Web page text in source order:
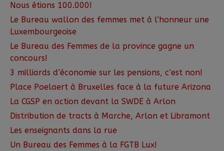
Nous étions 100.000!
Le Bureau wallon des femmes met à l’honneur une
Luxembourgeoise
Le Bureau des Femmes de la province gagne un
concours!
3 milliards d’économie sur les pensions, c’est non!
Place Poelaert à Bruxelles face à la future Arizona
La CGSP en action devant la SWDE à Arlon
Distribution de tracts à Marche, Arlon et Libramont
Les enseignants dans la rue
Un Bureau des Femmes à la FGTB Lux!